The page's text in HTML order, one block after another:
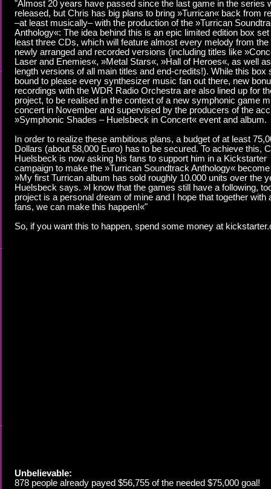
"Almost 20 years have passed since the last game in the series
released, but Chris has big plans to bring »Turrican« back from
–at least musically– with the production of the »Turrican
Anthology«: The idea behind this is an epic limited edition box set
least three CDs, which will feature almost every melody from the
newly arranged and recorded versions (including titles like
Laser and Enemies«, »Metal Stars«, »Hall of Heroes«, as well
length versions of all main titles and end-credits!). While this box
bound to please every synthesizer music fan out there, new
recordings with the WDR Radio Orchestra are also lined up for
project, to be realised in the context of a new symphonic game
concert in November and supervised by the producers of the
»Symphonic Shades – Huelsbeck in Concert« event and album.
In order to realize these ambitious plans, a budget of at least
Dollars (about 58,000 Euro) has to be secured. To achieve this,
Huelsbeck is now asking his fans to support him in a Kickstarter
campaign to make the »Turrican Soundtrack Anthology«
»My first Turrican album has sold roughly 10.000 units over the
Huelsbeck says. »I know that the games still have a following,
project is a personal dream of mine and I hope that together with
fans, we can make this happen!«"
So, if you want this to happen, spend some money at
Unbelievable:
878 people already payed $56,755 of the needed $75,000 goal!